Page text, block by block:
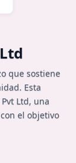
que sostiene
Esta
Ltd, una
el objetivo